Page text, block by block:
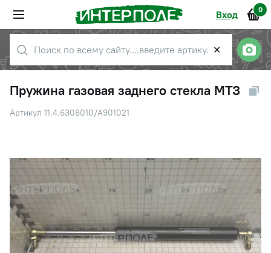
Вход 0
✕
Пружина газовая заднего стекла МТЗ
Артикул 11.4.6308010/А901021